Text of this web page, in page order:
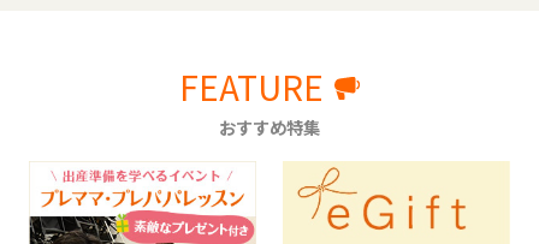
FEATURE
おすすめ特集